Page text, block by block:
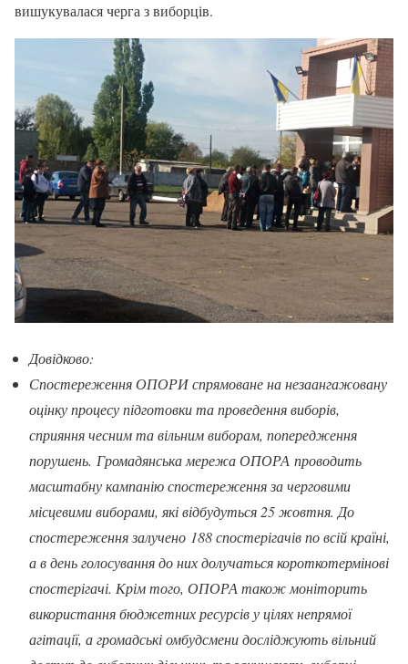
вишукувалася черга з виборців.
Довідково:
Спостереження ОПОРИ спрямоване на незаангажовану
оцінку процесу підготовки та проведення виборів,
сприяння чесним та вільним виборам, попередження
порушень. Громадянська мережа ОПОРА проводить
масштабну кампанію спостереження за черговими
місцевими виборами, які відбудуться 25 жовтня. До
спостереження залучено 188 спостерігачів по всій країні,
а в день голосування до них долучаться короткотермінові
спостерігачі. Крім того, ОПОРА також моніторить
використання бюджетних ресурсів у цілях непрямої
агітації, а громадські омбудсмени досліджують вільний